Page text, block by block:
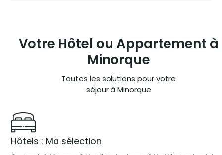
Votre Hôtel ou Appartement à
Minorque
Toutes les solutions pour votre
séjour à Minorque
Hôtels : Ma sélection